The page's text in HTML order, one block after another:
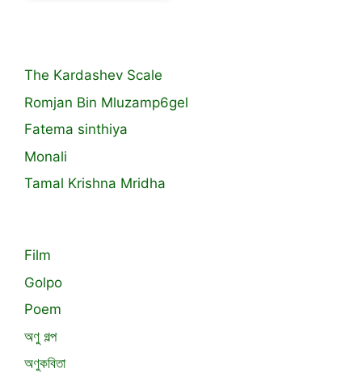
The Kardashev Scale
Romjan Bin Mluzamp6gel
Fatema sinthiya
Monali
Tamal Krishna Mridha
Film
Golpo
Poem
অণু গল্প
অণুকবিতা